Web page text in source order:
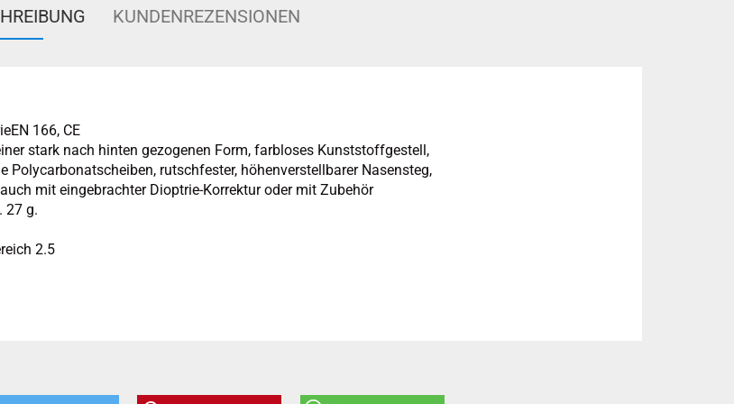
KUNDENREZENSIONEN
166, CE
stark nach hinten gezogenen Form, farbloses Kunststoffgestell,
Polycarbonatscheiben, rutschfester, höhenverstellbarer Nasensteg,
mit eingebrachter Dioptrie-Korrektur oder mit Zubehör
27 g.
2.5